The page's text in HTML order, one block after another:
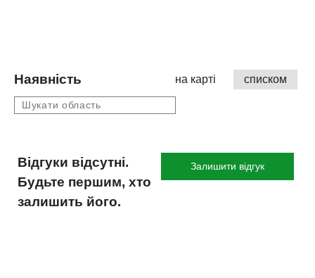
Наявність на карті списком
Відгуки відсутні.
Будьте першим, хто
залишить його.
Залишити відгук